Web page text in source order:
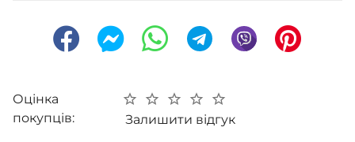
Оцінка
покупців:
Залишити відгук